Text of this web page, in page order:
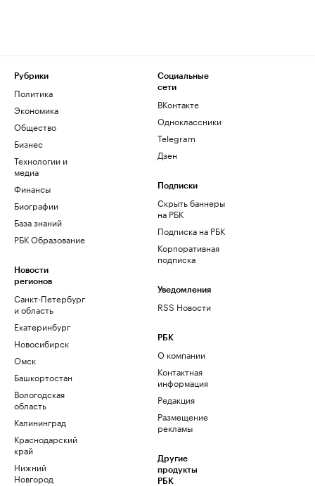
Рубрики
Политика
Экономика
Общество
Бизнес
Технологии и
медиа
Финансы
Биографии
База знаний
РБК Образование
Новости
регионов
Санкт-Петербург
и область
Екатеринбург
Новосибирск
Омск
Башкортостан
Вологодская
область
Калининград
Краснодарский
край
Нижний
Новгород
Социальные
сети
ВКонтакте
Одноклассники
Telegram
Дзен
Подписки
Скрыть баннеры
на РБК
Подписка на РБК
Корпоративная
подписка
Уведомления
RSS Новости
РБК
О компании
Контактная
информация
Редакция
Размещение
рекламы
Другие
продукты
РБК